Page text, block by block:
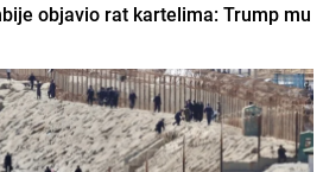
objavio rat kartelima: Trump mu